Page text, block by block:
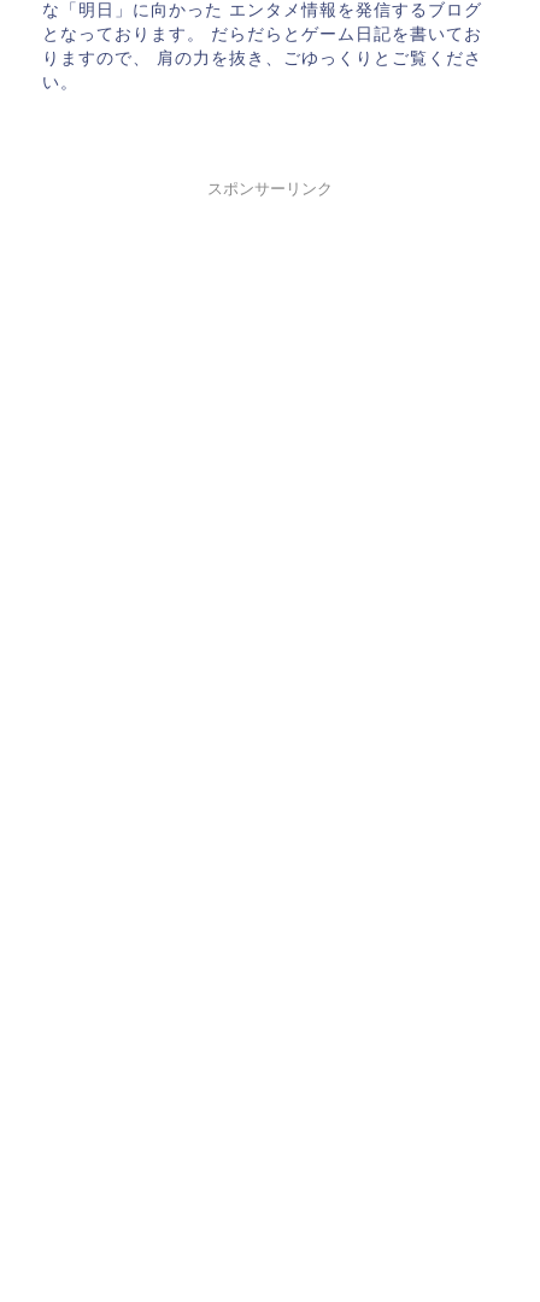
な「明日」に向かった エンタメ情報を発信するブログ
となっております。 だらだらとゲーム日記を書いてお
りますので、 肩の力を抜き、ごゆっくりとご覧くださ
い。
スポンサーリンク